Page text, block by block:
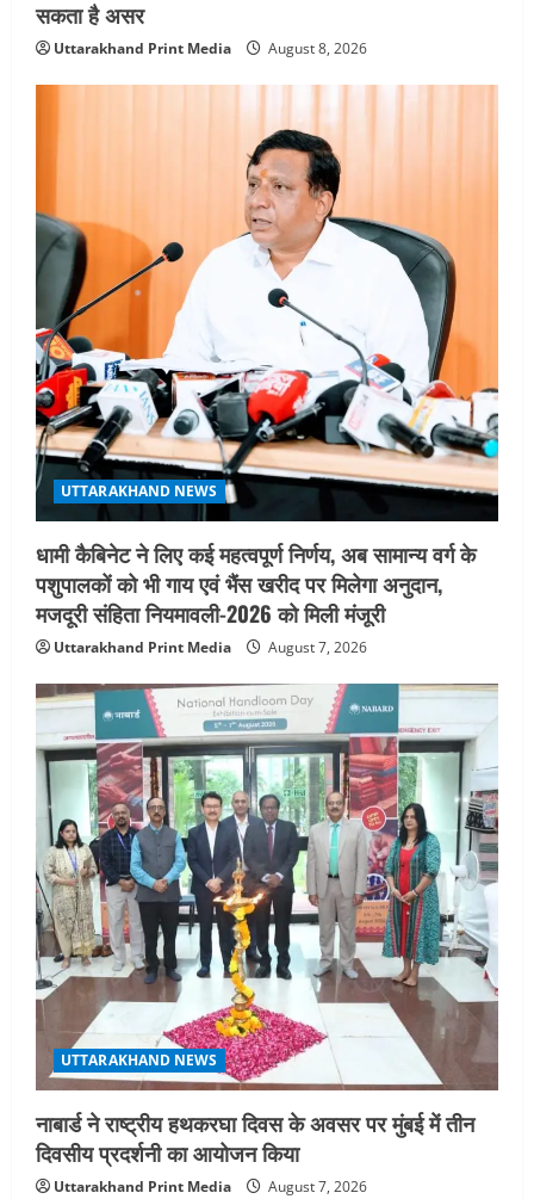
तीलू रौतेली पुरस्कार के लिए 13 वीरांगनाओं का
सकता है असर
Uttarakhand Print Media August 8, 2026
UTTARAKHAND NEWS
धामी कैबिनेट ने लिए कई महत्वपूर्ण निर्णय, अब सामान्य वर्ग के
पशुपालकों को भी गाय एवं भैंस खरीद पर मिलेगा अनुदान,
मजदूरी संहिता नियमावली-2026 को मिली मंजूरी
Uttarakhand Print Media August 7, 2026
UTTARAKHAND NEWS
नाबार्ड ने राष्ट्रीय हथकरघा दिवस के अवसर पर मुंबई में तीन
दिवसीय प्रदर्शनी का आयोजन किया
Uttarakhand Print Media August 7, 2026